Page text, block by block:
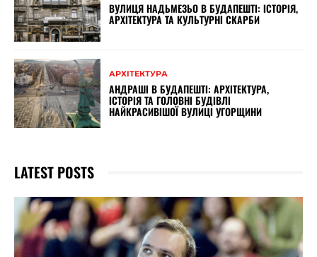
ВУЛИЦЯ НАДЬМЕЗЬО В БУДАПЕШТІ: ІСТОРІЯ,
АРХІТЕКТУРА ТА КУЛЬТУРНІ СКАРБИ
АРХІТЕКТУРА
АНДРАШІ В БУДАПЕШТІ: АРХІТЕКТУРА,
ІСТОРІЯ ТА ГОЛОВНІ БУДІВЛІ
НАЙКРАСИВІШОЇ ВУЛИЦІ УГОРЩИНИ
LATEST POSTS